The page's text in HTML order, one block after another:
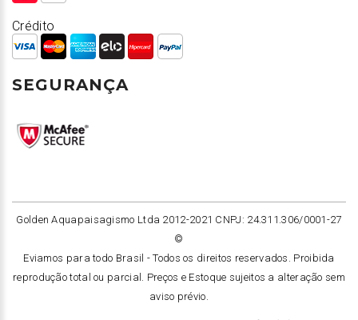
Crédito
SEGURANÇA
Golden Aquapaisagismo Ltda 2012-2021 CNPJ: 24.311.306/0001-27
©
Eviamos para todo Brasil -Todos os direitos reservados. Proibida
reprodução total ou parcial. Preços e Estoque sujeitos a alteração sem
aviso prévio.